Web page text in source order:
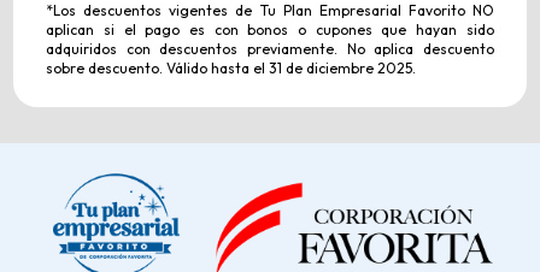
*Los descuentos vigentes de Tu Plan Empresarial Favorito NO
aplican si el pago es con bonos o cupones que hayan sido
adquiridos con descuentos previamente. No aplica descuento
sobre descuento. Válido hasta el 31 de diciembre 2025.